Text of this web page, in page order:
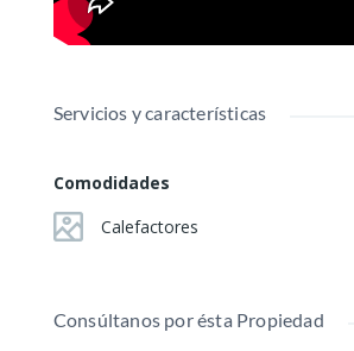
Servicios y características
Comodidades
Calefactores
Consúltanos por ésta Propiedad